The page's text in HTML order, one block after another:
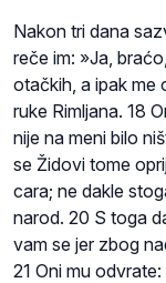
Nakon tri dana
reče im: »Ja,
otačkih, a ipak me
ruke Rimljana. 18
nije na meni bilo
se Židovi tome
cara; ne dakle
narod. 20 S toga
vam se jer zbog
21 Oni mu